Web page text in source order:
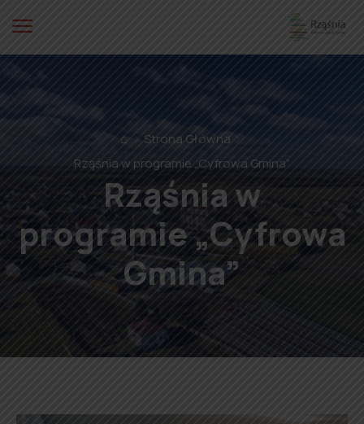
⌂
Strona Główna
Rząśnia w programie „Cyfrowa Gmina”
Rząśnia w
programie „Cyfrowa
Gmina”